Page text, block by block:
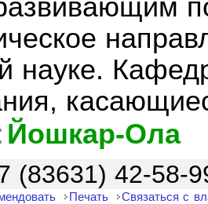
науке.
Йошкар-Ола
(83631) 42-58-
Печать Связаться с